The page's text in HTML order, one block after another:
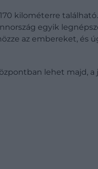
kilométerre
egyik
az embereket, és
lehet majd,